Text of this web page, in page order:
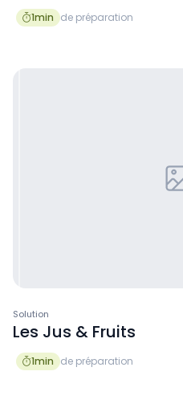
1min de préparation
Solution
Les Jus & Fruits
1min de préparation